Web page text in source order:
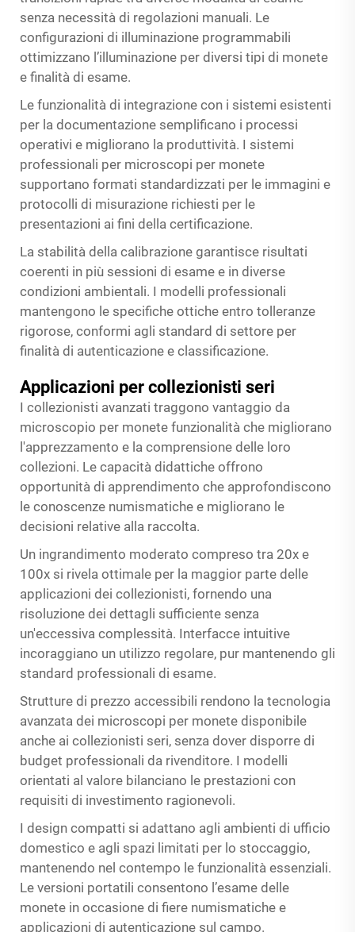
senza necessità di regolazioni manuali. Le
configurazioni di illuminazione programmabili
ottimizzano l’illuminazione per diversi tipi di monete
e finalità di esame.
Le funzionalità di integrazione con i sistemi esistenti
per la documentazione semplificano i processi
operativi e migliorano la produttività. I sistemi
professionali per microscopi per monete
supportano formati standardizzati per le immagini e
protocolli di misurazione richiesti per le
presentazioni ai fini della certificazione.
La stabilità della calibrazione garantisce risultati
coerenti in più sessioni di esame e in diverse
condizioni ambientali. I modelli professionali
mantengono le specifiche ottiche entro tolleranze
rigorose, conformi agli standard di settore per
finalità di autenticazione e classificazione.
Applicazioni per collezionisti seri
I collezionisti avanzati traggono vantaggio da
microscopio per monete funzionalità che migliorano
l'apprezzamento e la comprensione delle loro
collezioni. Le capacità didattiche offrono
opportunità di apprendimento che approfondiscono
le conoscenze numismatiche e migliorano le
decisioni relative alla raccolta.
Un ingrandimento moderato compreso tra 20x e
100x si rivela ottimale per la maggior parte delle
applicazioni dei collezionisti, fornendo una
risoluzione dei dettagli sufficiente senza
un'eccessiva complessità. Interfacce intuitive
incoraggiano un utilizzo regolare, pur mantenendo gli
standard professionali di esame.
Strutture di prezzo accessibili rendono la tecnologia
avanzata dei microscopi per monete disponibile
anche ai collezionisti seri, senza dover disporre di
budget professionali da rivenditore. I modelli
orientati al valore bilanciano le prestazioni con
requisiti di investimento ragionevoli.
I design compatti si adattano agli ambienti di ufficio
domestico e agli spazi limitati per lo stoccaggio,
mantenendo nel contempo le funzionalità essenziali.
Le versioni portatili consentono l’esame delle
monete in occasione di fiere numismatiche e
applicazioni di autenticazione sul campo.